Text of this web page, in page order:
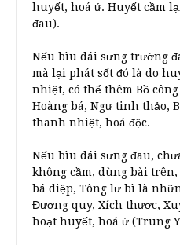
huyết, hoá ứ. Huyết cầm
đau).
Nếu bìu dái sưng trướng
mà lại phát sốt đó là do
nhiệt, có thể thêm Bồ
Hoàng bá, Ngư tinh thảo,
thanh nhiệt, hoá độc.
Nếu bìu dái sưng đau,
không cầm, dùng bài
bá diệp, Tông lư bì là
Đương quy, Xích thược,
hoạt huyết, hoá ứ (Trung